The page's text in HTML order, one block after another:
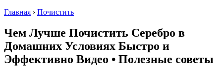
Главная › Почистить
Чем Лучше Почистить Серебро в
Домашних Условиях Быстро и
Эффективно Видео • Полезные советы